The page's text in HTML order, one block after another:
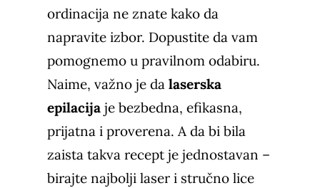
ordinacija ne znate kako da
napravite izbor. Dopustite da vam
pomognemo u pravilnom odabiru.
Naime, važno je da laserska
epilacija je bezbedna, efikasna,
prijatna i proverena. A da bi bila
zaista takva recept je jednostavan –
birajte najbolji laser i stručno lice